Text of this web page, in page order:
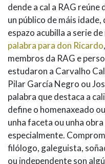
dende a cal a RAG
un público de máis
espazo acubilla a serie
palabra para don Ricardo
membros da RAG e
estudaron a Carvalho
Pilar García Negro ou
palabra que destaca a
define o homenaxeado
unha faceta ou unha
especialmente.
filólogo, galeguista,
ou independente son